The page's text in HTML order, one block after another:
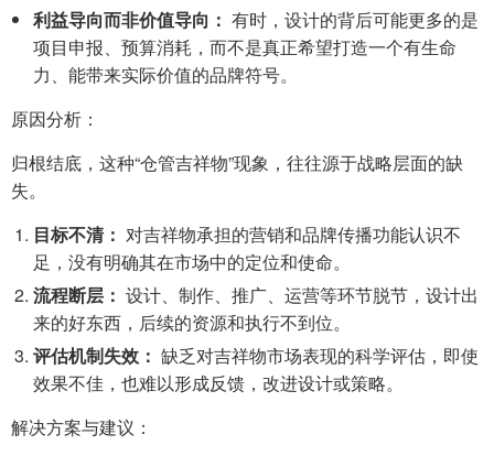
利益导向而非价值导向： 有时，设计的背后可能更多的是
项目申报、预算消耗，而不是真正希望打造一个有生命
力、能带来实际价值的品牌符号。
原因分析：
归根结底，这种“仓管吉祥物”现象，往往源于战略层面的缺
失。
目标不清： 对吉祥物承担的营销和品牌传播功能认识不
足，没有明确其在市场中的定位和使命。
流程断层： 设计、制作、推广、运营等环节脱节，设计出
来的好东西，后续的资源和执行不到位。
评估机制失效： 缺乏对吉祥物市场表现的科学评估，即使
效果不佳，也难以形成反馈，改进设计或策略。
解决方案与建议：